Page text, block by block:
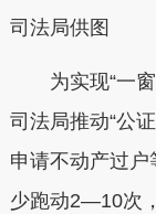
司法局供图
为实现“一窗
司法局推动“公
申请不动产过
少跑动2—10次